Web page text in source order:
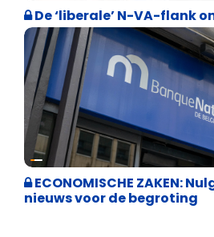
De ‘liberale’ N-VA-flank
Binnenland politiek
ECONOMISCHE ZAKEN:
nieuws voor de begroting